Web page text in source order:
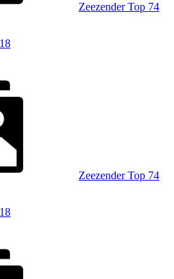
Zeezender Top 74
Zeezender Top 74